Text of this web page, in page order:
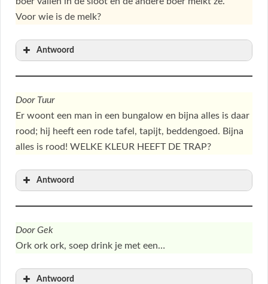
Voor wie is de melk?
Antwoord
Door Tuur
Er woont een man in een bungalow en bijna alles is daar
rood; hij heeft een rode tafel, tapijt, beddengoed. Bijna
alles is rood! WELKE KLEUR HEEFT DE TRAP?
Antwoord
Door Gek
Ork ork ork, soep drink je met een…
Antwoord